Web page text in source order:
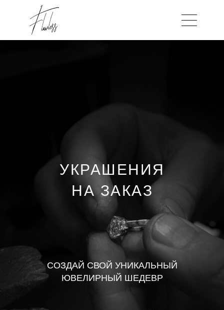
СОЗДАЙ СВОЙ УНИКАЛЬНЫЙ
ЮВЕЛИРНЫЙ ШЕДЕВР
УКРАШЕНИЯ
НА ЗАКАЗ